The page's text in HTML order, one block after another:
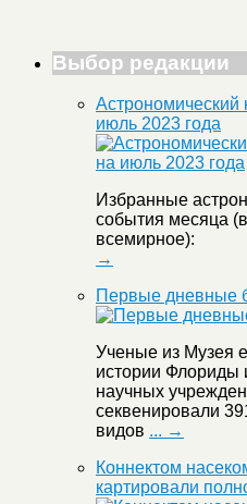
Выбор редакции
Астрономический
июль 2023 года
Избранные
события месяца
→
Первые дневные
Ученые из Музея
истории Флориды
научных
секвенировали
видов ... →
Коннектом
картировали